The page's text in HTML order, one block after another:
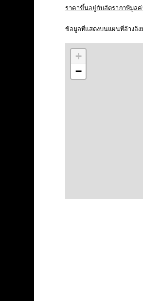
ราคาขึ้นอยู่กับอัตราภาษีมูลค่
ข้อมูลที่แสดงบนแผนที่อ้างอิ
+
−